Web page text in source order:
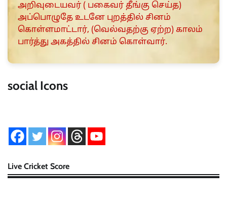
அறிவுடையவர் ( பகைவர் தீங்கு செய்த)
அப்பொழுதே உடனே புறத்தில் சினம்
கொள்ளமாட்டார், (வெல்வதற்கு ஏற்ற) காலம்
பார்த்து அகத்தில் சினம் கொள்வார்.
social Icons
Live Cricket Score